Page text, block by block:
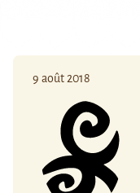
9 août 2018